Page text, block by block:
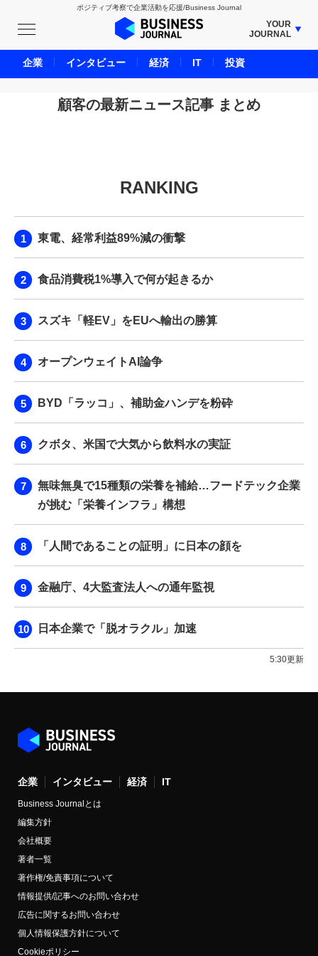
ポジティブ考察で企業活動を応援/Business Journal
YOUR
JOURNAL
BUSINESS JOURNAL
UNICORN JOURNAL
CARBON CREDITS JOURNAL
LIFE ENDING JOURNAL
BPaaS JOURNAL
顧客の最新ニュース記事 まとめ
RANKING
東電、経常利益89%減の衝撃
食品消費税1%導入で何が起きるか
スズキ「軽EV」をEUへ輸出の勝算
オープンウェイトAI論争
BYD「ラッコ」、補助金ハンデを粉砕
クボタ、米国で大気から飲料水の実証
無味無臭で15種類の栄養を補給…フードテック企業
が挑む「栄養インフラ」構想
「人間であることの証明」に日本の顔を
金融庁、4大監査法人への通年監視
日本企業で「脱オラクル」加速
5:30更新
企業 インタビュー 経済 IT
Business Journalとは
編集方針
会社概要
著者一覧
著作権/免責事項について
情報提供/記事へのお問い合わせ
広告に関するお問い合わせ
個人情報保護方針について
Cookieポリシー
企業 インタビュー 経済 IT 投資